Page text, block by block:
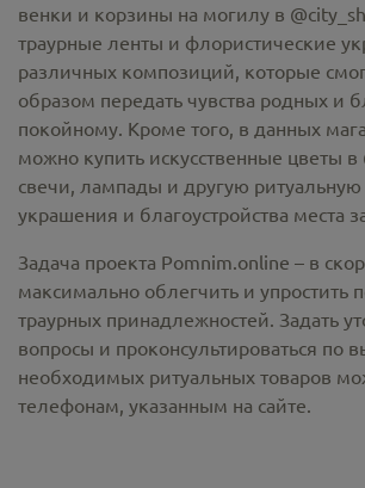
венки и корзины на могилу в
траурные ленты и флористические
различных композиций, которые
образом передать чувства родных и
покойному. Кроме того, в данных
можно купить искусственные цветы
свечи, лампады и другую ритуальную
украшения и благоустройства места
Задача проекта Pomnim.online – в
максимально облегчить и упростить
траурных принадлежностей. Задать
вопросы и проконсультироваться по
необходимых ритуальных товаров
телефонам, указанным на сайте.